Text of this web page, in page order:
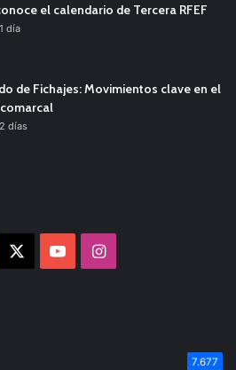
el calendario de Tercera RFEF
día
de Fichajes: Movimientos clave en el
días
YouTubeInstagram
7.677